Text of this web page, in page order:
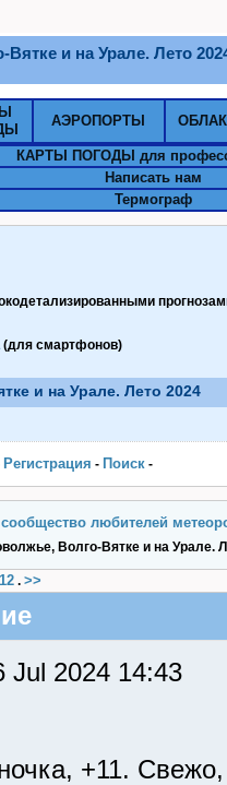
и на Урале. Лето
АЭРОПОРТЫ
КАРТЫ ПОГОДЫ для
Написать нам
Термограф
(для смартфонов)
и на Урале. Лето 2024
Pегистрация - Поиск -
любителей
Волго-Вятке и на Урале.
12 . >>
Jul 2024 14:43
+11.